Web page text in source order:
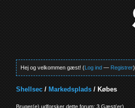
Hej og velkommen gæst! (Log ind — Registrer)
Shellsec / Markedsplads / Købes
Bruger(e) udforsker dette forum: 3 Gæst(er)